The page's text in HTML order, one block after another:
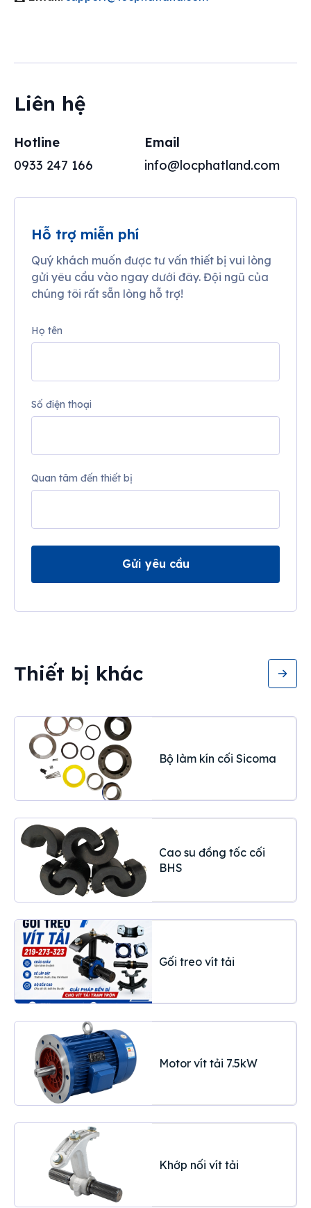
Liên hệ
Hotline
0933 247 166
Email
info@locphatland.com
Hỗ trợ miễn phí
Quý khách muốn được tư vấn thiết bị vui lòng
gửi yêu cầu vào ngay dưới đây. Đội ngũ của
chúng tôi rất sẵn lòng hỗ trợ!
Họ tên
Số điện thoại
Quan tâm đến thiết bị
Gửi yêu cầu
Thiết bị khác
Bộ làm kín cối Sicoma
Cao su đồng tốc cối
BHS
Gối treo vít tải
Motor vít tải 7.5kW
Khớp nối vít tải